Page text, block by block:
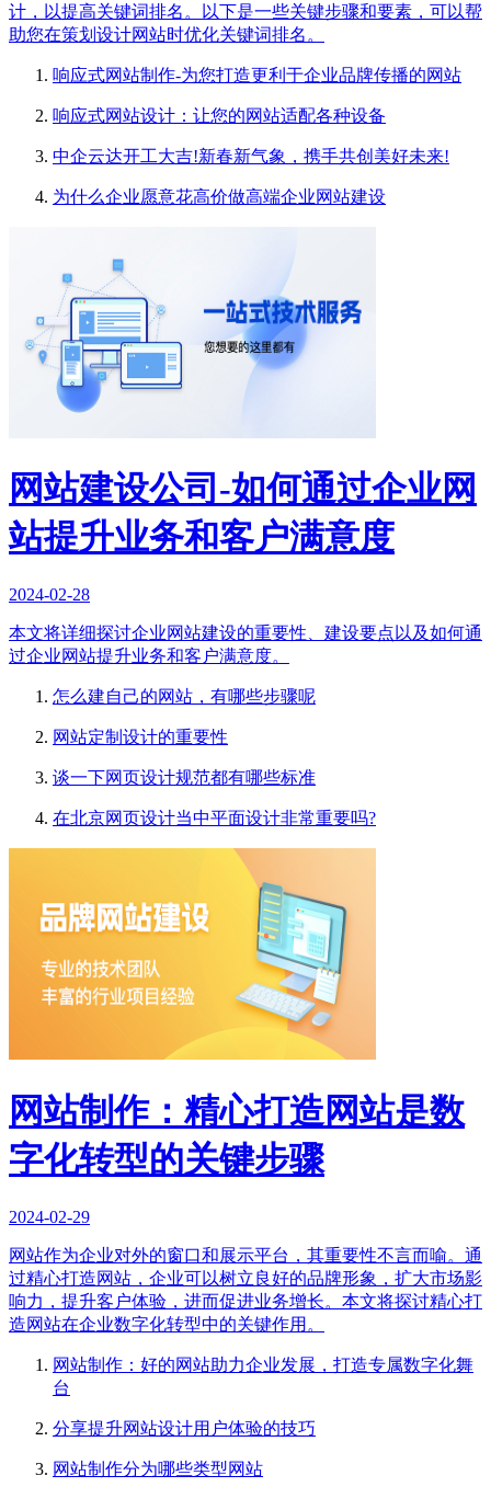
计，以提高关键词排名。以下是一些关键步骤和要素，可以帮
助您在策划设计网站时优化关键词排名。
响应式网站制作-为您打造更利于企业品牌传播的网站
响应式网站设计：让您的网站适配各种设备
中企云达开工大吉!新春新气象，携手共创美好未来!
为什么企业愿意花高价做高端企业网站建设
网站建设公司-如何通过企业网
站提升业务和客户满意度
2024-02-28
本文将详细探讨企业网站建设的重要性、建设要点以及如何通
过企业网站提升业务和客户满意度。
怎么建自己的网站，有哪些步骤呢
网站定制设计的重要性
谈一下网页设计规范都有哪些标准
在北京网页设计当中平面设计非常重要吗?
网站制作：精心打造网站是数
字化转型的关键步骤
2024-02-29
网站作为企业对外的窗口和展示平台，其重要性不言而喻。通
过精心打造网站，企业可以树立良好的品牌形象，扩大市场影
响力，提升客户体验，进而促进业务增长。本文将探讨精心打
造网站在企业数字化转型中的关键作用。
网站制作：好的网站助力企业发展，打造专属数字化舞
台
分享提升网站设计用户体验的技巧
网站制作分为哪些类型网站